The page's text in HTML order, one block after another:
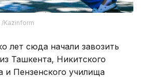
/Kazinform
лет сюда начали завозить
Ташкента, Никитского
и Пензенского училища